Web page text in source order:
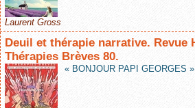
Laurent Gross
Deuil et thérapie narrative. Revue
Thérapies Brèves 80.
« BONJOUR PAPI GEORGES